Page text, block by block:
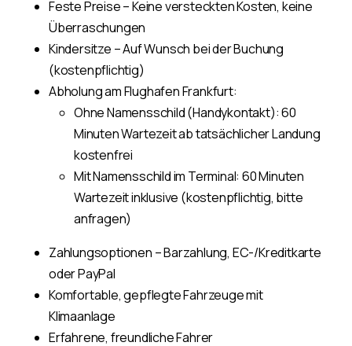
Feste Preise – Keine versteckten Kosten, keine
Überraschungen
Kindersitze – Auf Wunsch bei der Buchung
(kostenpflichtig)
Abholung am Flughafen Frankfurt:
Ohne Namensschild (Handykontakt): 60
Minuten Wartezeit ab tatsächlicher Landung
kostenfrei
Mit Namensschild im Terminal: 60 Minuten
Wartezeit inklusive (kostenpflichtig, bitte
anfragen)
Zahlungsoptionen – Barzahlung, EC-/Kreditkarte
oder PayPal
Komfortable, gepflegte Fahrzeuge mit
Klimaanlage
Erfahrene, freundliche Fahrer